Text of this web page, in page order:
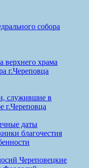
собора
верхнего храма
г.Череповца
служившие в
г.Череповца
даты
благочестия
Череповецкие